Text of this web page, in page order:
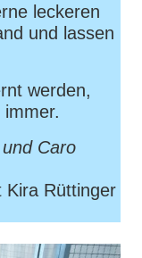
leckeren
und lassen
werden,
Caro
Kira Rüttinger